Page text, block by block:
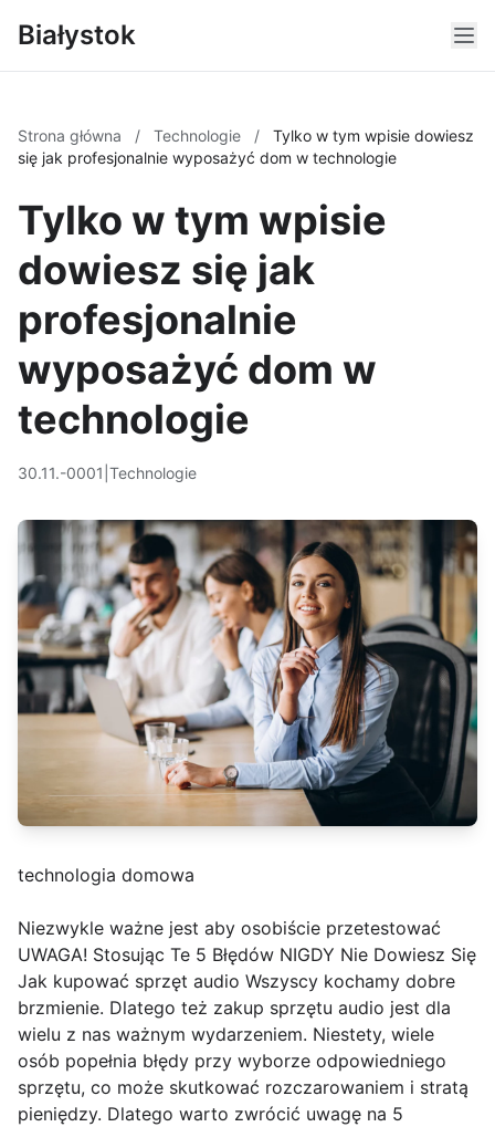
Białystok
Strona główna / Technologie /
Tylko w tym wpisie dowiesz
się jak profesjonalnie wyposażyć dom w technologie
Tylko w tym wpisie
dowiesz się jak
profesjonalnie
wyposażyć dom w
technologie
30.11.-0001 Technologie
technologia domowa
Niezwykle ważne jest aby osobiście przetestować
UWAGA! Stosując Te 5 Błędów NIGDY Nie Dowiesz Się
Jak kupować sprzęt audio Wszyscy kochamy dobre
brzmienie. Dlatego też zakup sprzętu audio jest dla
wielu z nas ważnym wydarzeniem. Niestety, wiele
osób popełnia błędy przy wyborze odpowiedniego
sprzętu, co może skutkować rozczarowaniem i stratą
pieniędzy. Dlatego warto zwrócić uwagę na 5